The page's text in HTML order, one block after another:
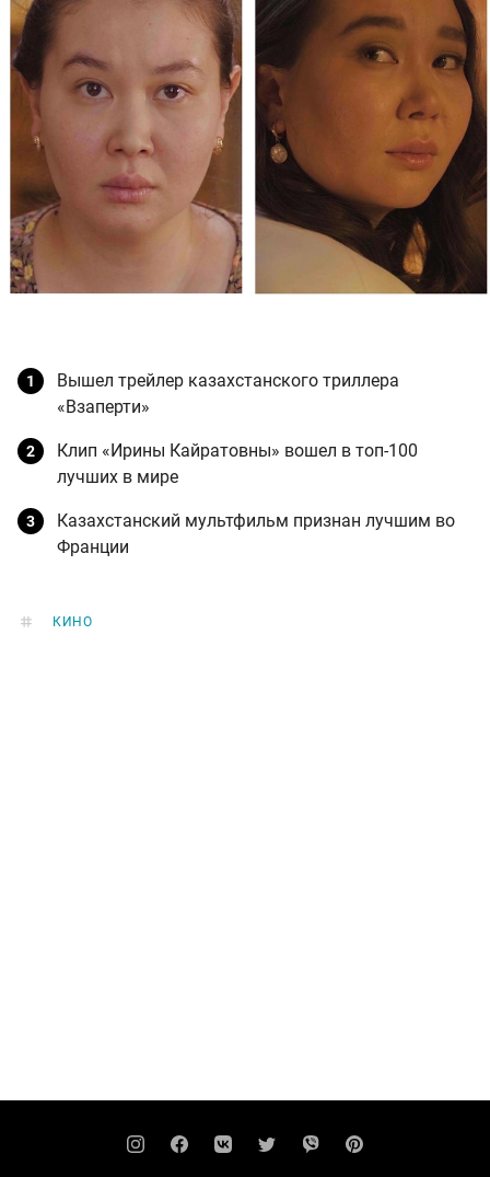
Вышел трейлер казахстанского триллера
«Взаперти»
Клип «Ирины Кайратовны» вошел в топ-100
лучших в мире
Казахстанский мультфильм признан лучшим во
Франции
КИНО